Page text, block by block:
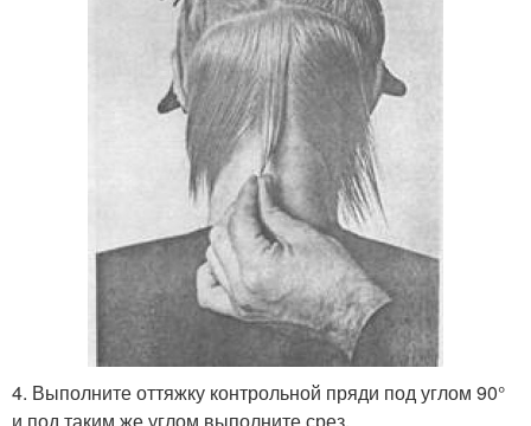
4. Выполните оттяжку контрольной пряди под углом 90°